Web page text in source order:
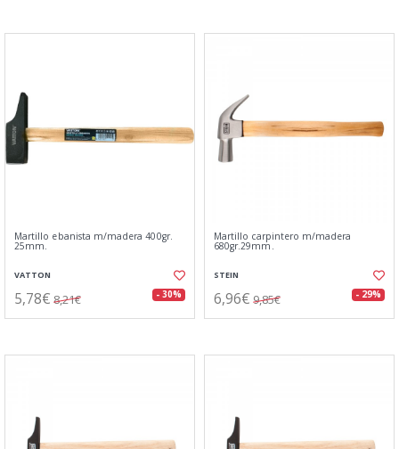
Martillo ebanista m/madera 400gr.
25mm.
VATTON
5,78€ 8,21€ - 30%
Martillo carpintero m/madera
680gr.29mm.
STEIN
6,96€ 9,85€ - 29%